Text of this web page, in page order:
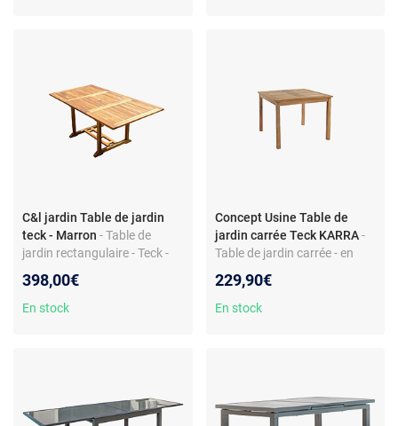
C&l jardin Table de jardin
teck - Marron - Table de
jardin rectangulaire - Teck -
398,00€
En stock
Concept Usine Table de
jardin carrée Teck KARRA -
Table de jardin carrée - en
229,90€
En stock